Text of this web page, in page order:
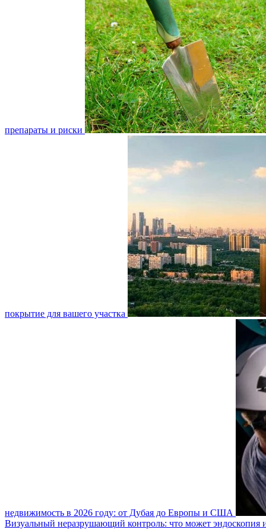
препараты и риски
покрытие для вашего участка
недвижимость в 2026 году: от Дубая до Европы и США
Визуальный неразрушающий контроль: что может эндоскопия